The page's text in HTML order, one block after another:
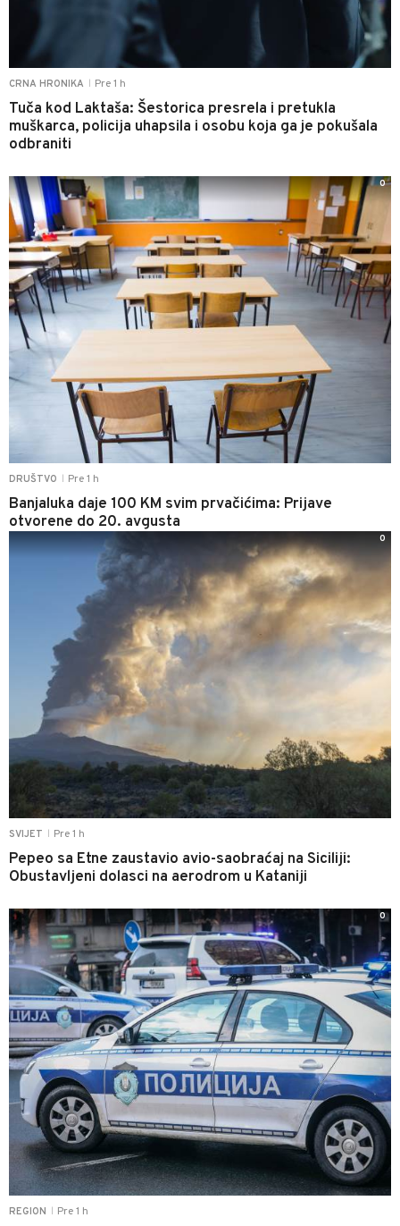
CRNA HRONIKA Pre 1 h
Tuča kod Laktaša: Šestorica presrela i pretukla
muškarca, policija uhapsila i osobu koja ga je pokušala
odbraniti
DRUŠTVO Pre 1 h
Banjaluka daje 100 KM svim prvačićima: Prijave
otvorene do 20. avgusta
0
SVIJET Pre 1 h
Pepeo sa Etne zaustavio avio-saobraćaj na Siciliji:
Obustavljeni dolasci na aerodrom u Kataniji
0
REGION Pre 1 h
0